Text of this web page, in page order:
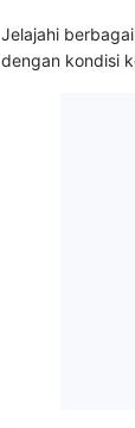
Jelajahi
dengan kondisi